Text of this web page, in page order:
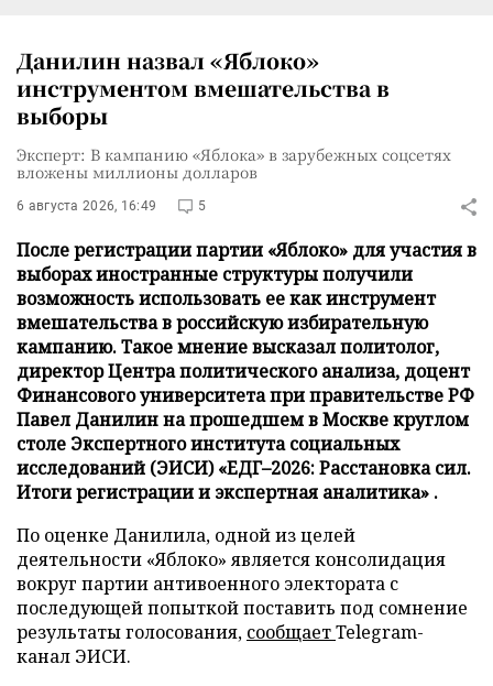
Данилин назвал «Яблоко»
инструментом вмешательства в
выборы
Эксперт: В кампанию «Яблока» в зарубежных соцсетях
вложены миллионы долларов
6 августа 2026, 16:49 5
После регистрации партии «Яблоко» для участия в
выборах иностранные структуры получили
возможность использовать ее как инструмент
вмешательства в российскую избирательную
кампанию. Такое мнение высказал политолог,
директор Центра политического анализа, доцент
Финансового университета при правительстве РФ
Павел Данилин на прошедшем в Москве круглом
столе Экспертного института социальных
исследований (ЭИСИ) «ЕДГ–2026: Расстановка сил.
Итоги регистрации и экспертная аналитика» .
По оценке Данилила, одной из целей
деятельности «Яблоко» является консолидация
вокруг партии антивоенного электората с
последующей попыткой поставить под сомнение
результаты голосования, сообщаетTelegram-
канал ЭИСИ.